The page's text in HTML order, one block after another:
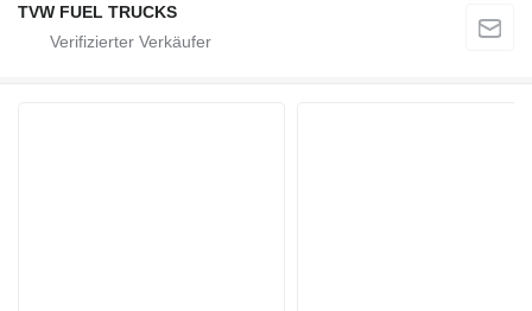
TVW FUEL TRUCKS